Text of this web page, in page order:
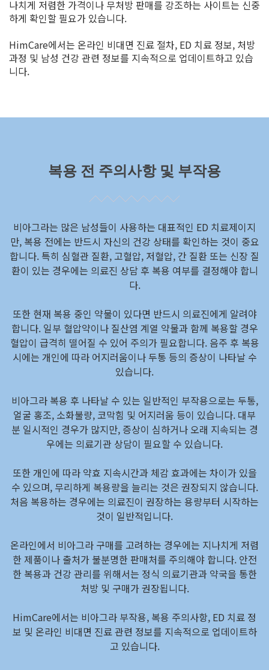
나치게 저렴한 가격이나 무처방 판매를 강조하는 사이트는 신중
하게 확인할 필요가 있습니다.
HimCare에서는 온라인 비대면 진료 절차, ED 치료 정보, 처방
과정 및 남성 건강 관련 정보를 지속적으로 업데이트하고 있습
니다.
복용 전 주의사항 및 부작용
비아그라는 많은 남성들이 사용하는 대표적인 ED 치료제이지
만, 복용 전에는 반드시 자신의 건강 상태를 확인하는 것이 중요
합니다. 특히 심혈관 질환, 고혈압, 저혈압, 간 질환 또는 신장 질
환이 있는 경우에는 의료진 상담 후 복용 여부를 결정해야 합니
다.
또한 현재 복용 중인 약물이 있다면 반드시 의료진에게 알려야
합니다. 일부 혈압약이나 질산염 계열 약물과 함께 복용할 경우
혈압이 급격히 떨어질 수 있어 주의가 필요합니다. 음주 후 복용
시에는 개인에 따라 어지러움이나 두통 등의 증상이 나타날 수
있습니다.
비아그라 복용 후 나타날 수 있는 일반적인 부작용으로는 두통,
얼굴 홍조, 소화불량, 코막힘 및 어지러움 등이 있습니다. 대부
분 일시적인 경우가 많지만, 증상이 심하거나 오래 지속되는 경
우에는 의료기관 상담이 필요할 수 있습니다.
또한 개인에 따라 약효 지속시간과 체감 효과에는 차이가 있을
수 있으며, 무리하게 복용량을 늘리는 것은 권장되지 않습니다.
처음 복용하는 경우에는 의료진이 권장하는 용량부터 시작하는
것이 일반적입니다.
온라인에서 비아그라 구매를 고려하는 경우에는 지나치게 저렴
한 제품이나 출처가 불분명한 판매처를 주의해야 합니다. 안전
한 복용과 건강 관리를 위해서는 정식 의료기관과 약국을 통한
처방 및 구매가 권장됩니다.
HimCare에서는 비아그라 부작용, 복용 주의사항, ED 치료 정
보 및 온라인 비대면 진료 관련 정보를 지속적으로 업데이트하
고 있습니다.